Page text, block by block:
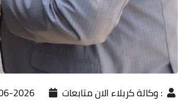
:وكالة كربلاء الان متابعات 2026-06-11